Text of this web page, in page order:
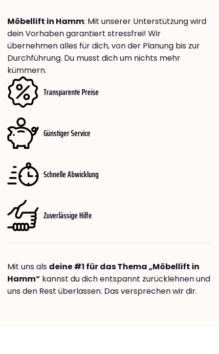
Möbellift in Hamm: Mit unserer Unterstützung wird
dein Vorhaben garantiert stressfrei! Wir
übernehmen alles für dich, von der Planung bis zur
Durchführung. Du musst dich um nichts mehr
kümmern.
Transparente Preise
Günstiger Service
Schnelle Abwicklung
Zuverlässige Hilfe
Mit uns als deine #1 für das Thema „Möbellift in
Hamm“ kannst du dich entspannt zurücklehnen und
uns den Rest überlassen. Das versprechen wir dir.